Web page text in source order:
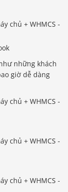
những khách
giờ dễ dàng